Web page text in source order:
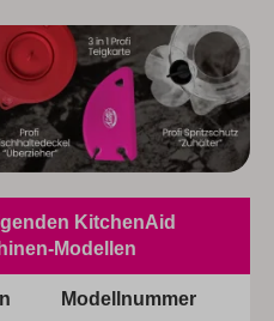
KitchenAid
Modellen
Modellnummer